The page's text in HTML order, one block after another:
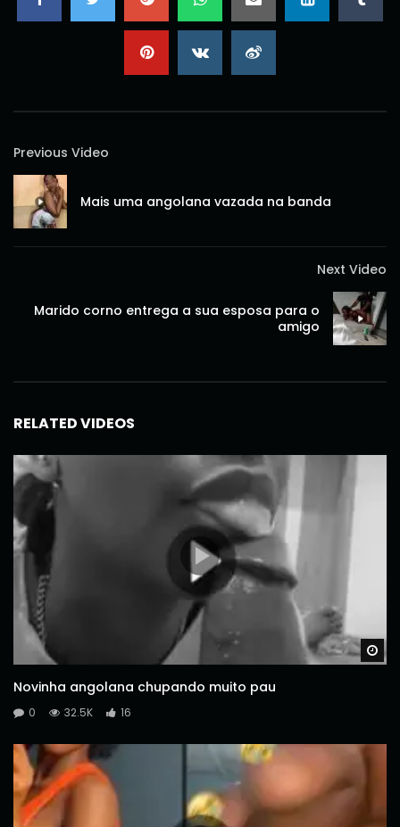
Previous Video
Mais uma angolana vazada na banda
Next Video
Marido corno entrega a sua esposa para o
amigo
RELATED VIDEOS
Novinha angolana chupando muito pau
0 32.5K 16